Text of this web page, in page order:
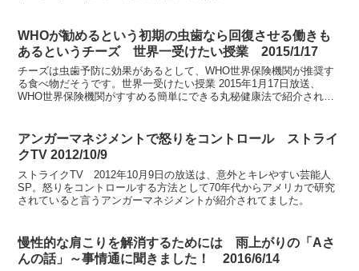
WHOが勧めるという初期の虫歯なら回復させる働きも
あるというチーズ 世界一受けたい授業 2015/1/17
チーズは虫歯予防に効果があるとして、WHO世界保険機関が推奨す
る食べ物だそうです。世界一受けたい授業 2015年1月17日放送、
WHO世界保険機関がすすめる簡単にできる丸秘健康法で紹介されま
アンガーマネジメントで怒りをコントロール ストライ
クTV 2012/10/9
ストライクTV 2012年10月9日の放送は、意外とキレやすい芸能人
SP。怒りをコントロールする方法として70年代からアメリカで研究
されていると言うアンガーマネジメントが紹介されてました。
慢性的な肩こりを解消するためには 雨上がりの「Aさ
んの話」～事情通に聞きました！ 2016/6/14